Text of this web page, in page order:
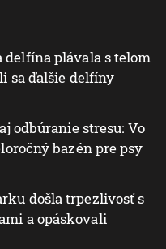
delfína plávala s telom
sa ďalšie delfíny
odbúranie stresu: Vo
bazén pre psy
došla trpezlivosť s
a opáskovali